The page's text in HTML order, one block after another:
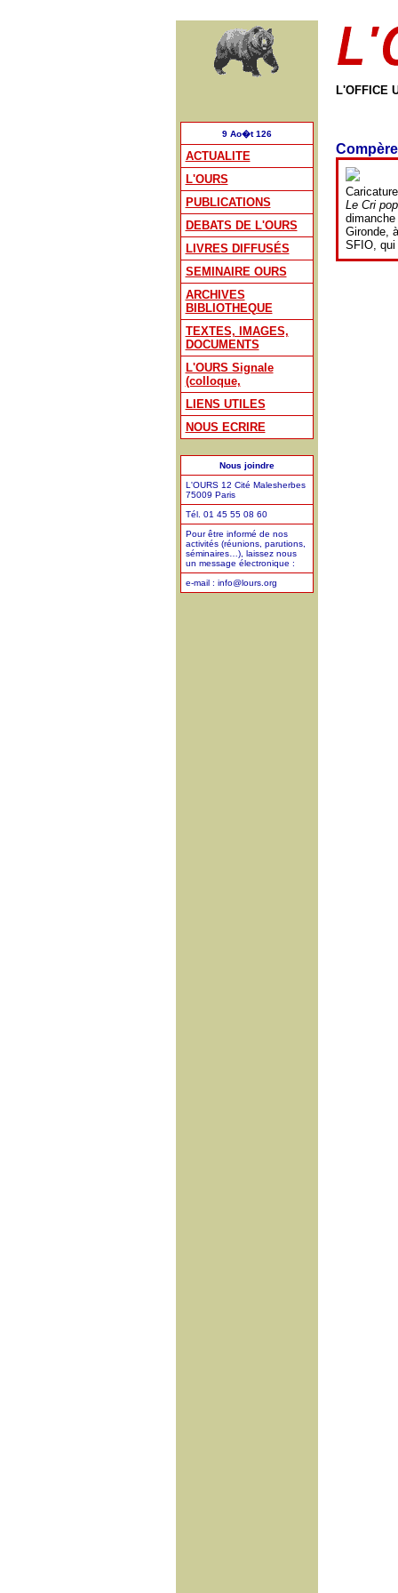
9 Ao�t 126
ACTUALITE
L'OURS
PUBLICATIONS
DEBATS DE L'OURS
LIVRES DIFFUSÉS
SEMINAIRE OURS
ARCHIVES
BIBLIOTHEQUE
TEXTES, IMAGES,
DOCUMENTS
L'OURS Signale
(colloque,
LIENS UTILES
NOUS ECRIRE
Nous joindre
L'OURS 12 Cité Malesherbes
75009 Paris
Tél. 01 45 55 08 60
Pour être informé de nos
activités (réunions, parutions,
séminaires…), laissez nous
un message électronique :
e-mail : info@lours.org
L'OFFICE
Le Cri
Gironde,
SFIO, qui